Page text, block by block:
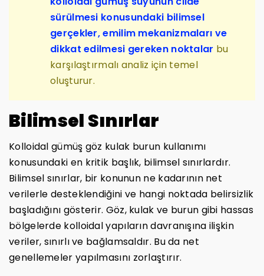
sürülmesi konusundaki bilimsel
gerçekler, emilim mekanizmaları ve
dikkat edilmesi gereken noktalar bu
karşılaştırmalı analiz için temel
oluşturur.
Bilimsel Sınırlar
Kolloidal gümüş göz kulak burun kullanımı
konusundaki en kritik başlık, bilimsel sınırlardır.
Bilimsel sınırlar, bir konunun ne kadarının net
verilerle desteklendiğini ve hangi noktada belirsizlik
başladığını gösterir. Göz, kulak ve burun gibi hassas
bölgelerde kolloidal yapıların davranışına ilişkin
veriler, sınırlı ve bağlamsaldır. Bu da net
genellemeler yapılmasını zorlaştırır.